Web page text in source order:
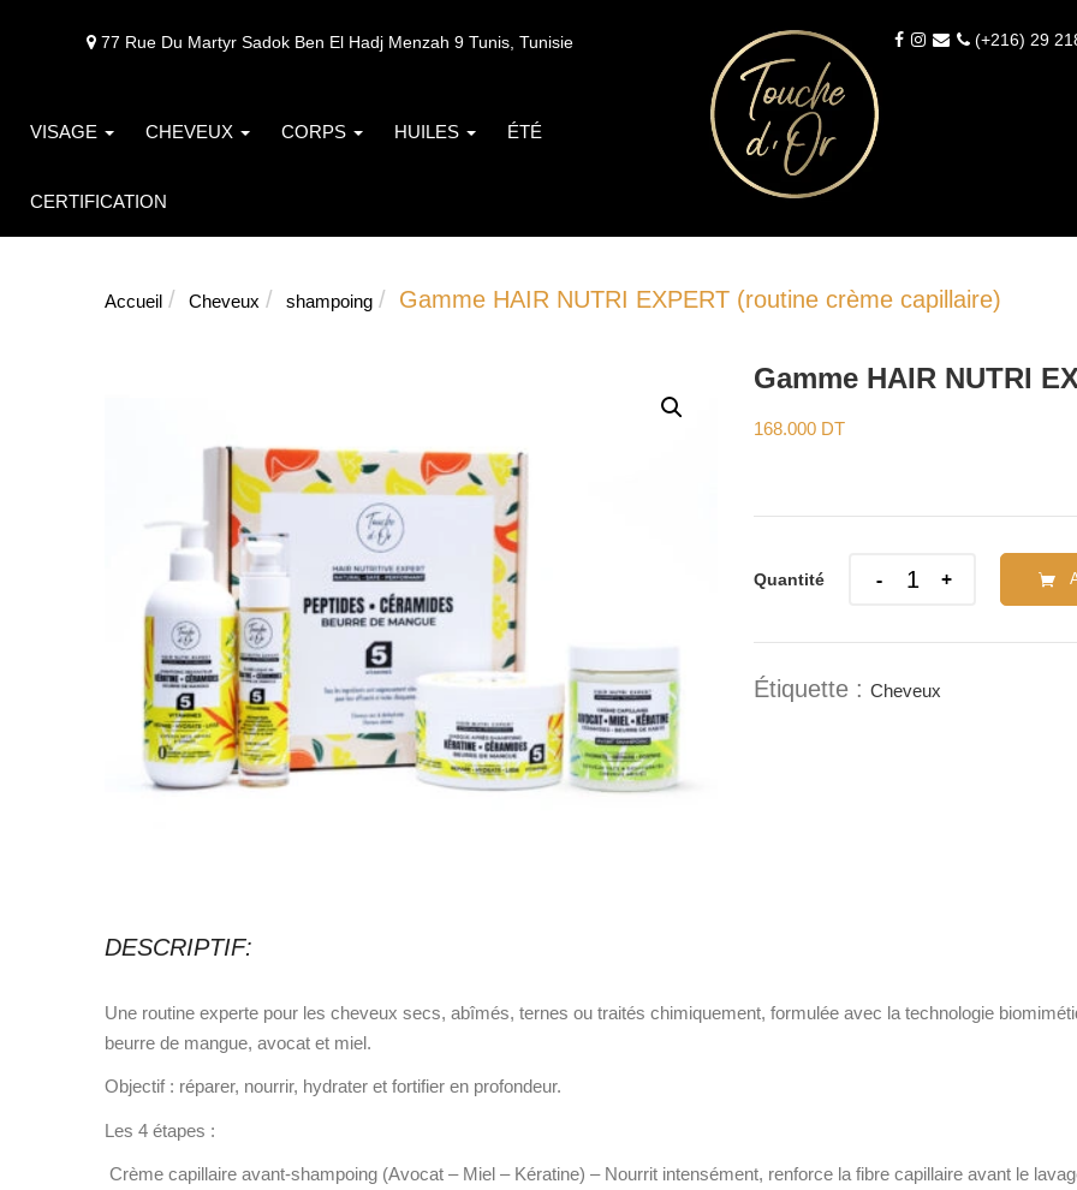
77 Rue Du Martyr Sadok Ben El Hadj Menzah 9 Tunis, Tunisie (+216) 29
VISAGE CHEVEUX CORPS HUILES ÉTÉ
CERTIFICATION
Accueil Cheveux shampoing Gamme HAIR NUTRI EXPERT (routine crème capillaire)
Gamme HAIR NUTRI
168.000 DT
Quantité Quantity
Étiquette : Cheveux
DESCRIPTIF:
Une routine experte pour les cheveux secs, abîmés, ternes ou traités chimiquement, formulée avec la technologie
beurre de mangue, avocat et miel.
Objectif : réparer, nourrir, hydrater et fortifier en profondeur.
Les 4 étapes :
Crème capillaire avant-shampoing (Avocat – Miel – Kératine) – Nourrit intensément, renforce la fibre capillaire avant le